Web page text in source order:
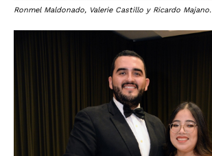
Ronmel Maldonado, Valerie Castillo y Ricardo Majano.